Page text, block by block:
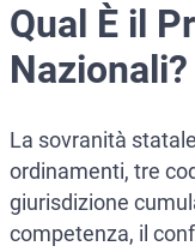
Qual È il
Nazionali?
La sovranità
ordinamenti, tre
giurisdizione
competenza, il